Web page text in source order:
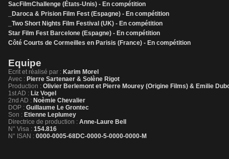
SacFilmChallenge (États-Unis) - En compétition
_Daroca & Prision Film Fest (Espagne) - En compétition
_Two Short Nights Film Festival (UK) - En compétition
Star Film Fest Barcelone (Espagne) - En compétition
Côté Courts de Cormeilles en Parisis (France) - En compétition
Equipe
Ecrit et réalisé par : Karim Morel
Avec : Pierre Sartenaer & Solène Rigot
Production : Olivier Berlemont et Pierre Mourey (Origine Films) & Emilie
1st AD : Liz Vogel
2nd AD : Noèmie Chevalier
DOP : Guillaume Le Grontec
Son : Etienne Leplumey
Directrice de production : Anne-Laure Bell
N° Visa : 154.816
N° ISAN : 0000-0005-68DC-0000-5-0000-0000-M